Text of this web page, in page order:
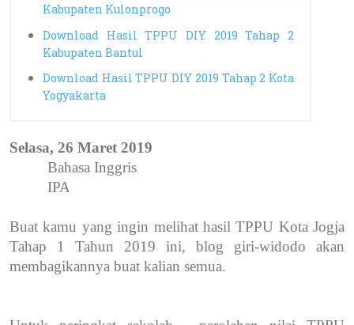
Kabupaten Kulonprogo
Download Hasil TPPU DIY 2019 Tahap 2
Kabupaten Bantul
Download Hasil TPPU DIY 2019 Tahap 2 Kota
Yogyakarta
Selasa, 26 Maret 2019
Bahasa Inggris
IPA
Buat kamu yang ingin melihat hasil TPPU Kota Jogja
Tahap 1 Tahun 2019 ini, blog giri-widodo akan
membagikannya buat kalian semua.